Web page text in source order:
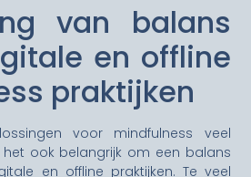
van balans
en offline
praktijken
voor mindfulness veel
ook belangrijk om een balans
en offline praktijken. Te veel